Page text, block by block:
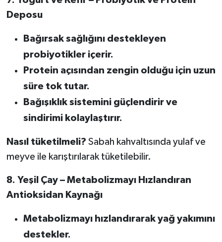
Deposu
Bağırsak sağlığını destekleyen
probiyotikler içerir.
Protein açısından zengin olduğu için uzun
süre tok tutar.
Bağışıklık sistemini güçlendirir ve
sindirimi kolaylaştırır.
Nasıl tüketilmeli? Sabah kahvaltısında yulaf ve
meyve ile karıştırılarak tüketilebilir.
8. Yeşil Çay – Metabolizmayı Hızlandıran
Antioksidan Kaynağı
Metabolizmayı hızlandırarak yağ yakımını
destekler.